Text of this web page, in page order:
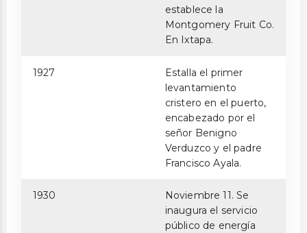
establece la
Montgomery Fruit Co.
En Ixtapa.
1927
Estalla el primer
levantamiento
cristero en el puerto,
encabezado por el
señor Benigno
Verduzco y el padre
Francisco Ayala.
1930
Noviembre 11. Se
inaugura el servicio
público de energía